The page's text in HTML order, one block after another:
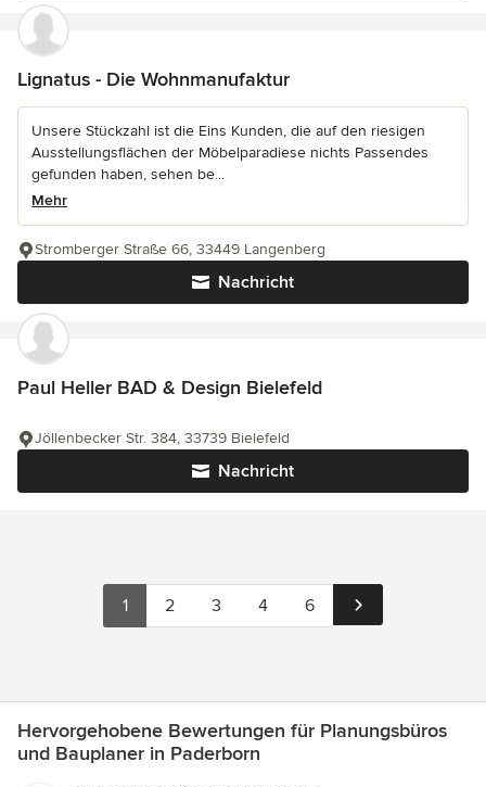
Lignatus - Die Wohnmanufaktur
Unsere Stückzahl ist die Eins Kunden, die auf den riesigen
Ausstellungsflächen der Möbelparadiese nichts Passendes
gefunden haben, sehen be...
Mehr
Nachricht
Stromberger Straße 66, 33449 Langenberg
Paul Heller BAD & Design Bielefeld
Nachricht
Jöllenbecker Str. 384, 33739 Bielefeld
1 2 3 4 6
Hervorgehobene Bewertungen für Planungsbüros
und Bauplaner in Paderborn